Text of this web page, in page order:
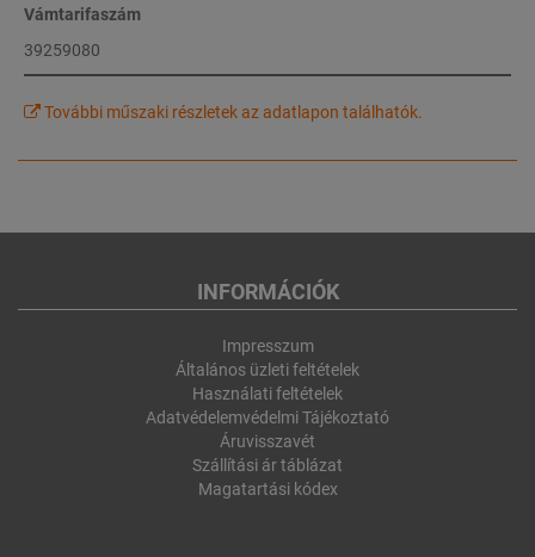
Vámtarifaszám
39259080
További műszaki részletek az adatlapon találhatók.
INFORMÁCIÓK
Impresszum
Általános üzleti feltételek
Használati feltételek
Adatvédelemvédelmi Tájékoztató
Áruvisszavét
Szállítási ár táblázat
Magatartási kódex